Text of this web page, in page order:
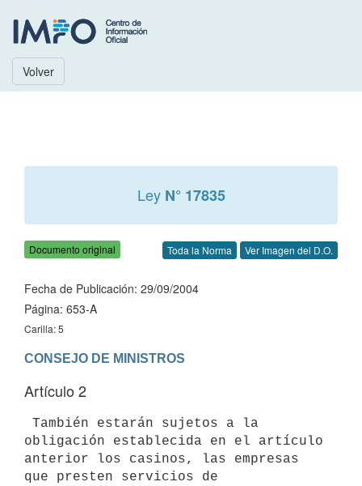
Volver
Ley N° 17835
Documento original Toda la Norma Ver Imagen del D.O.
Fecha de Publicación: 29/09/2004
Página: 653-A
Carilla: 5
CONSEJO DE MINISTROS
Artículo 2
obligación establecida en el artículo
anterior los casinos, las empresas
que presten servicios de